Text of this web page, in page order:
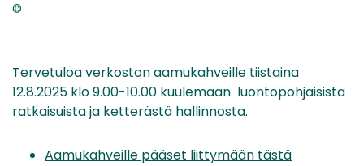
©
Tervetuloa verkoston aamukahveille tiistaina
12.8.2025 klo 9.00-10.00 kuulemaan luontopohjaisista
ratkaisuista ja ketterästä hallinnosta.
Aamukahveille pääset liittymään tästä